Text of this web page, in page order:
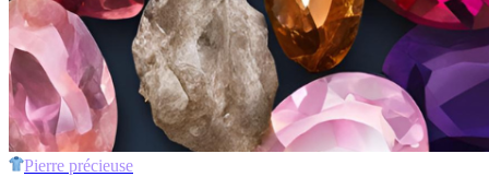
Pierre précieuse